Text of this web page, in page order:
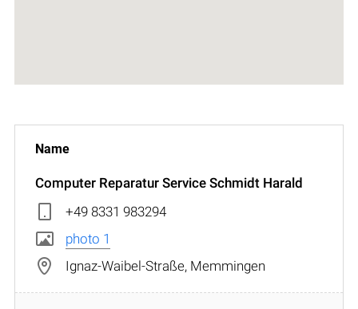
Computer Reparatur Service Schmidt Harald
+49 8331 983294
photo 1
Ignaz-Waibel-Straße, Memmingen